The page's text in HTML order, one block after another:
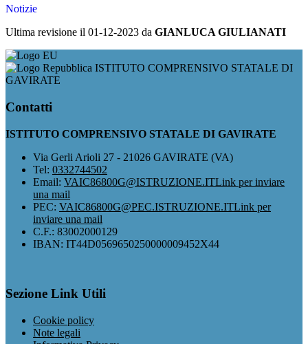
Notizie
Ultima revisione il 01-12-2023 da GIANLUCA GIULIANATI
ISTITUTO COMPRENSIVO STATALE DI
GAVIRATE
Contatti
ISTITUTO COMPRENSIVO STATALE DI GAVIRATE
Via Gerli Arioli 27 - 21026 GAVIRATE (VA)
Tel: 0332744502
Email: VAIC86800G@ISTRUZIONE.ITLink per inviare
una mail
PEC: VAIC86800G@PEC.ISTRUZIONE.ITLink per
inviare una mail
C.F.: 83002000129
IBAN: IT44D0569650250000009452X44
Sezione Link Utili
Cookie policy
Note legali